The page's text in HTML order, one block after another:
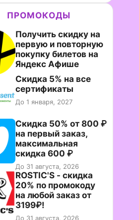
ПРОМОКОДЫ
Получить скидку на
первую и повторную
покупку билетов на
Яндекс Афише
Скидка 5% на все
сертификаты
До 1 января, 2027
Скидка 50% от 800 ₽
на первый заказ,
максимальная
скидка 600 ₽
До 31 августа, 2026
ROSTIC'S - скидка
20% по промокоду
на любой заказ от
3199₽!
До 31 августа, 2026